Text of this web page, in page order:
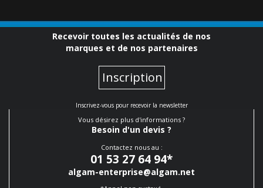
Recevoir toutes les actualités de nos
marques et de nos partenaires
Inscription
Inscrivez-vous pour recevoir la newsletter
Vous désirez plus d'informations ?
Besoin d'un devis ?
Contactez nous au :
01 53 27 64 94*
algam-enterprise@algam.net